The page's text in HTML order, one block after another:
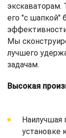
экскаваторам.
его "с шапкой"
Мы
лучшего
задачам.
Высокая
Наилучшая
установке